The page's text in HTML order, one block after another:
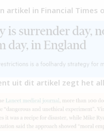
artikel in Financial Times
uit dit artikel zegt het